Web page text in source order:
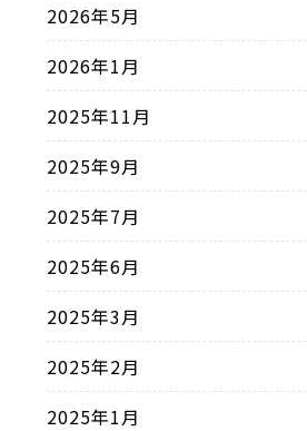
2026年5月
2026年1月
2025年11月
2025年9月
2025年7月
2025年6月
2025年3月
2025年2月
2025年1月